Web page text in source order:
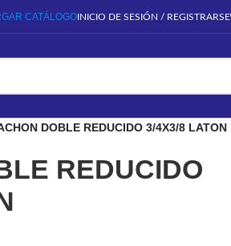
CATÁLOGOINICIO DE SESIÓN / REGISTRARSE
DOBLE REDUCIDO 3/4X3/8 LATON
REDUCIDO